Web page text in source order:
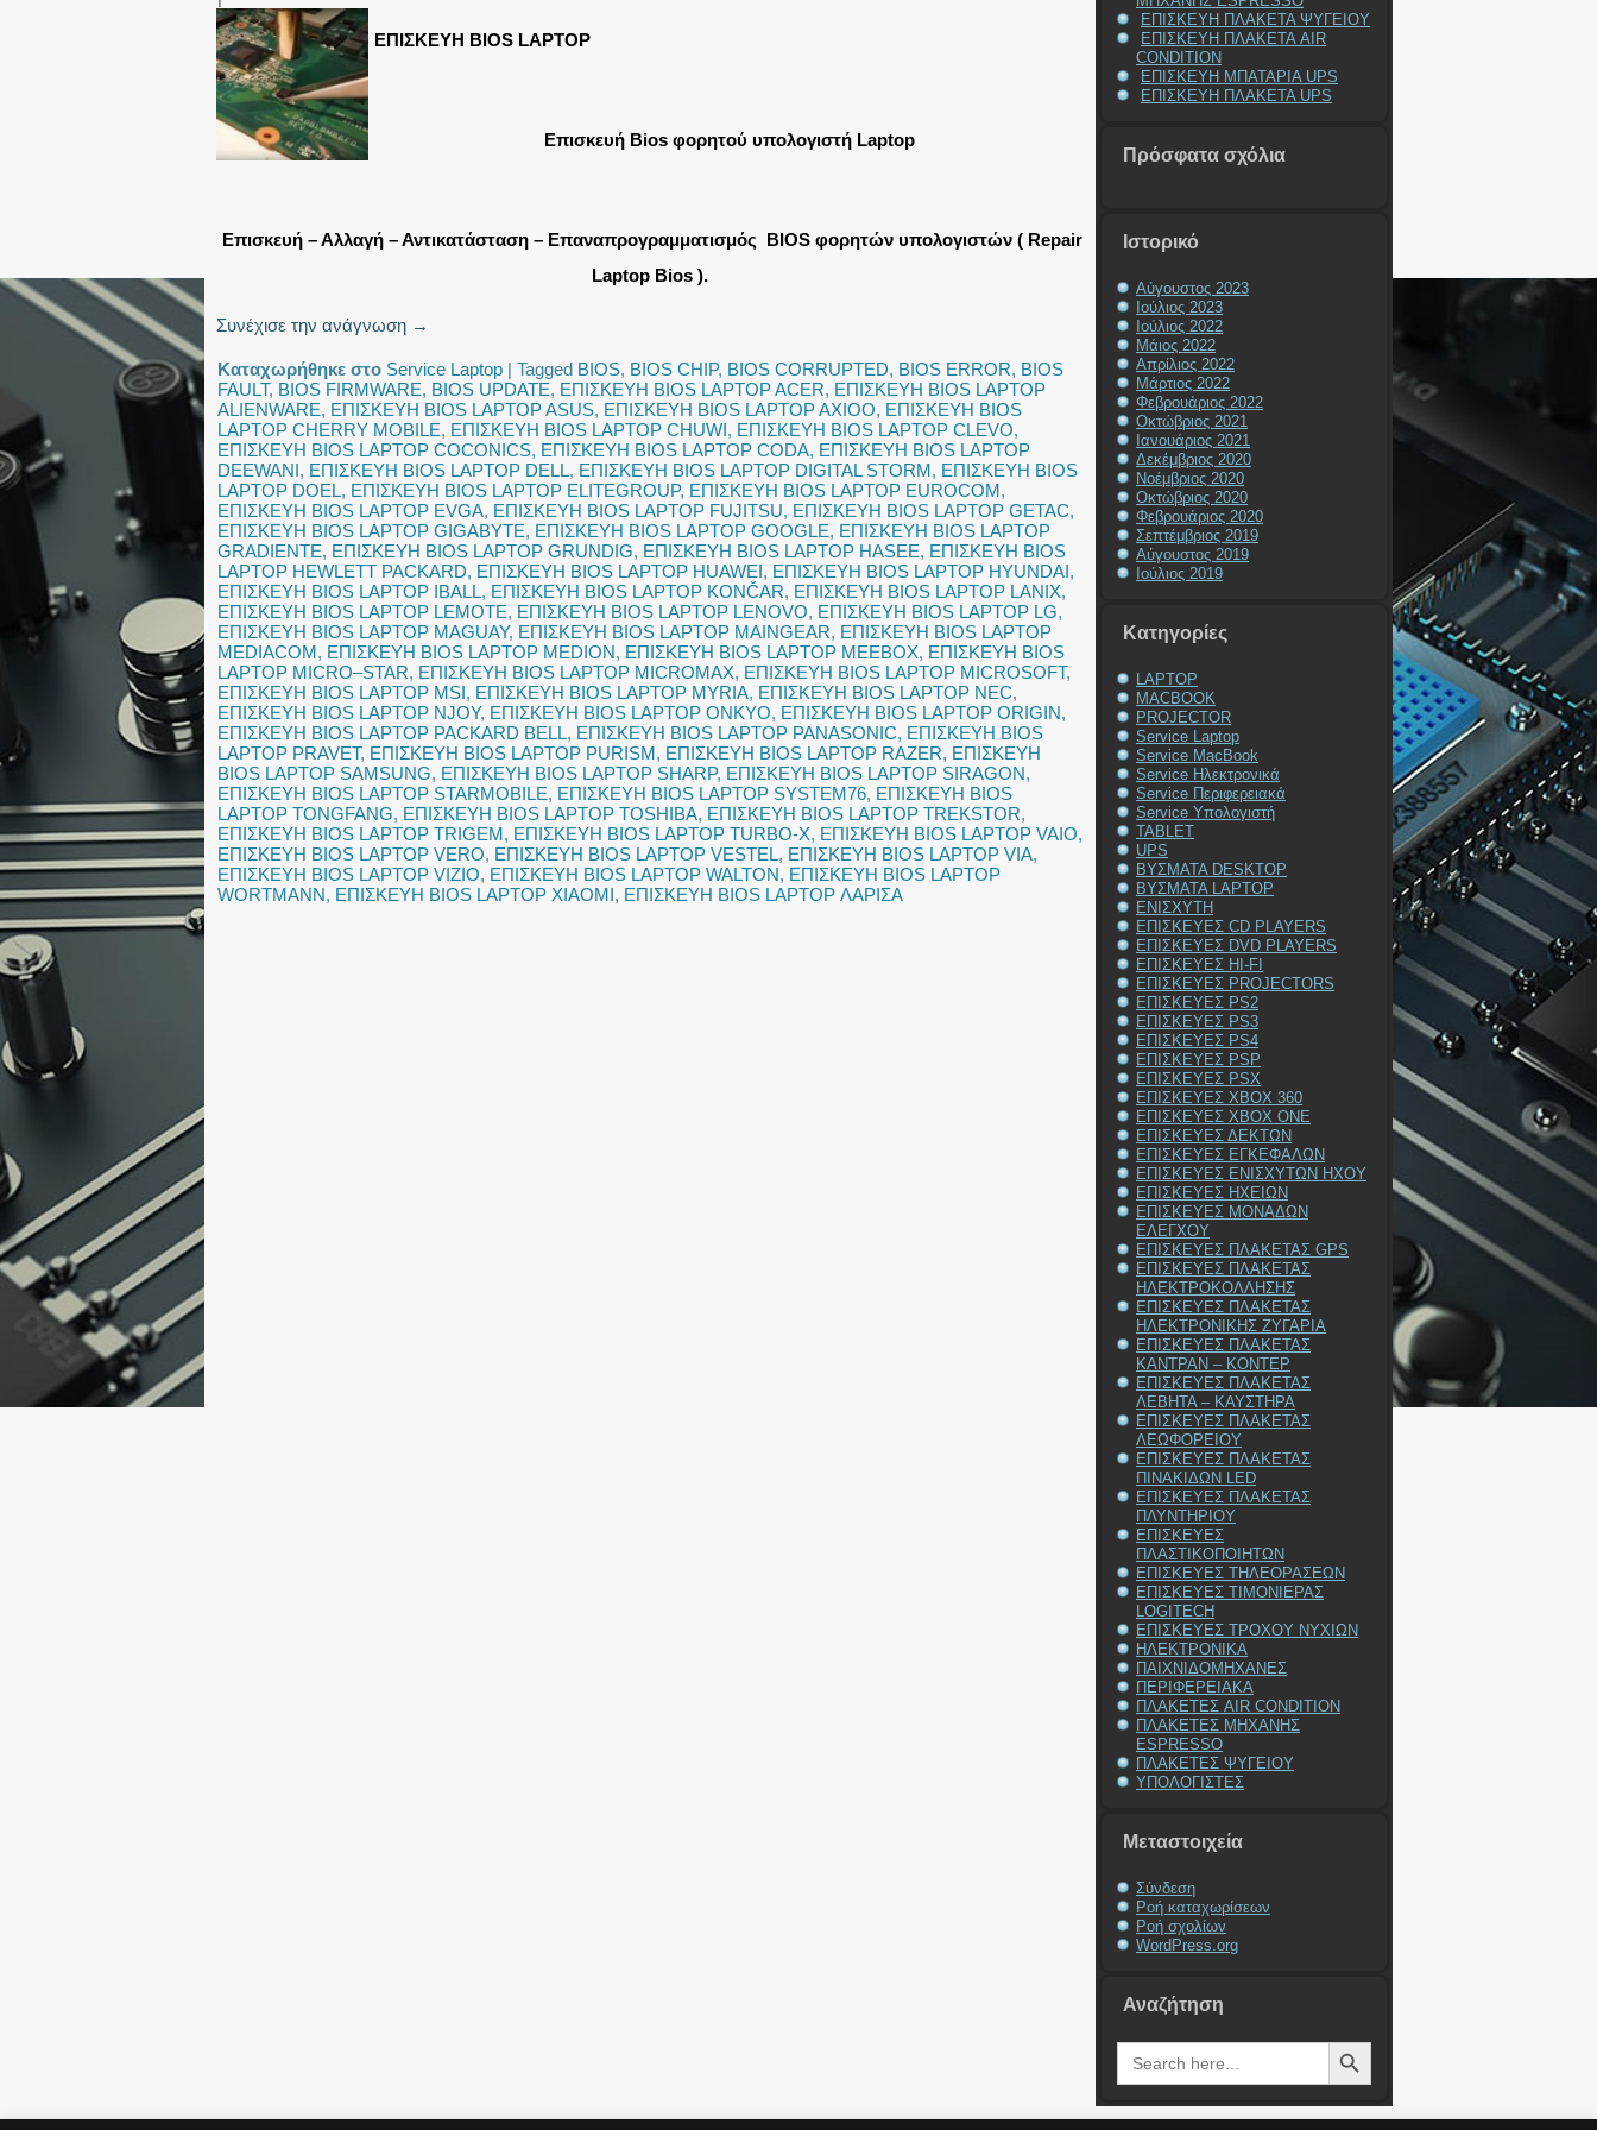
ΕΠΙΣΚΕΥΗ BIOS LAPTOP
Επισκευή Bios φορητού υπολογιστή Laptop
Επισκευή – Αλλαγή – Αντικατάσταση – Επαναπρογραμματισμός BIOS φορητών υπολογιστών ( Repair
Laptop Bios ).
Συνέχισε την ανάγνωση →
Καταχωρήθηκε στο Service Laptop | Tagged BIOS, BIOS CHIP, BIOS CORRUPTED, BIOS ERROR, BIOS
FAULT, BIOS FIRMWARE, BIOS UPDATE, ΕΠΙΣΚΕΥΗ BIOS LAPTOP ACER, ΕΠΙΣΚΕΥΗ BIOS LAPTOP
ALIENWARE, ΕΠΙΣΚΕΥΗ BIOS LAPTOP ASUS, ΕΠΙΣΚΕΥΗ BIOS LAPTOP AXIOO, ΕΠΙΣΚΕΥΗ BIOS
LAPTOP CHERRY MOBILE, ΕΠΙΣΚΕΥΗ BIOS LAPTOP CHUWI, ΕΠΙΣΚΕΥΗ BIOS LAPTOP CLEVO,
ΕΠΙΣΚΕΥΗ BIOS LAPTOP COCONICS, ΕΠΙΣΚΕΥΗ BIOS LAPTOP CODA, ΕΠΙΣΚΕΥΗ BIOS LAPTOP
DEEWANI, ΕΠΙΣΚΕΥΗ BIOS LAPTOP DELL, ΕΠΙΣΚΕΥΗ BIOS LAPTOP DIGITAL STORM, ΕΠΙΣΚΕΥΗ BIOS
LAPTOP DOEL, ΕΠΙΣΚΕΥΗ BIOS LAPTOP ELITEGROUP, ΕΠΙΣΚΕΥΗ BIOS LAPTOP EUROCOM,
ΕΠΙΣΚΕΥΗ BIOS LAPTOP EVGA, ΕΠΙΣΚΕΥΗ BIOS LAPTOP FUJITSU, ΕΠΙΣΚΕΥΗ BIOS LAPTOP GETAC,
ΕΠΙΣΚΕΥΗ BIOS LAPTOP GIGABYTE, ΕΠΙΣΚΕΥΗ BIOS LAPTOP GOOGLE, ΕΠΙΣΚΕΥΗ BIOS LAPTOP
GRADIENTE, ΕΠΙΣΚΕΥΗ BIOS LAPTOP GRUNDIG, ΕΠΙΣΚΕΥΗ BIOS LAPTOP HASEE, ΕΠΙΣΚΕΥΗ BIOS
LAPTOP HEWLETT PACKARD, ΕΠΙΣΚΕΥΗ BIOS LAPTOP HUAWEI, ΕΠΙΣΚΕΥΗ BIOS LAPTOP HYUNDAI,
ΕΠΙΣΚΕΥΗ BIOS LAPTOP IBALL, ΕΠΙΣΚΕΥΗ BIOS LAPTOP KONČAR, ΕΠΙΣΚΕΥΗ BIOS LAPTOP LANIX,
ΕΠΙΣΚΕΥΗ BIOS LAPTOP LEMOTE, ΕΠΙΣΚΕΥΗ BIOS LAPTOP LENOVO, ΕΠΙΣΚΕΥΗ BIOS LAPTOP LG,
ΕΠΙΣΚΕΥΗ BIOS LAPTOP MAGUAY, ΕΠΙΣΚΕΥΗ BIOS LAPTOP MAINGEAR, ΕΠΙΣΚΕΥΗ BIOS LAPTOP
MEDIACOM, ΕΠΙΣΚΕΥΗ BIOS LAPTOP MEDION, ΕΠΙΣΚΕΥΗ BIOS LAPTOP MEEBOX, ΕΠΙΣΚΕΥΗ BIOS
LAPTOP MICRO–STAR, ΕΠΙΣΚΕΥΗ BIOS LAPTOP MICROMAX, ΕΠΙΣΚΕΥΗ BIOS LAPTOP MICROSOFT,
ΕΠΙΣΚΕΥΗ BIOS LAPTOP MSI, ΕΠΙΣΚΕΥΗ BIOS LAPTOP MYRIA, ΕΠΙΣΚΕΥΗ BIOS LAPTOP NEC,
ΕΠΙΣΚΕΥΗ BIOS LAPTOP NJOY, ΕΠΙΣΚΕΥΗ BIOS LAPTOP ONKYO, ΕΠΙΣΚΕΥΗ BIOS LAPTOP ORIGIN,
ΕΠΙΣΚΕΥΗ BIOS LAPTOP PACKARD BELL, ΕΠΙΣΚΕΥΗ BIOS LAPTOP PANASONIC, ΕΠΙΣΚΕΥΗ BIOS
LAPTOP PRAVET, ΕΠΙΣΚΕΥΗ BIOS LAPTOP PURISM, ΕΠΙΣΚΕΥΗ BIOS LAPTOP RAZER, ΕΠΙΣΚΕΥΗ
BIOS LAPTOP SAMSUNG, ΕΠΙΣΚΕΥΗ BIOS LAPTOP SHARP, ΕΠΙΣΚΕΥΗ BIOS LAPTOP SIRAGON,
ΕΠΙΣΚΕΥΗ BIOS LAPTOP STARMOBILE, ΕΠΙΣΚΕΥΗ BIOS LAPTOP SYSTEM76, ΕΠΙΣΚΕΥΗ BIOS
LAPTOP TONGFANG, ΕΠΙΣΚΕΥΗ BIOS LAPTOP TOSHIBA, ΕΠΙΣΚΕΥΗ BIOS LAPTOP TREKSTOR,
ΕΠΙΣΚΕΥΗ BIOS LAPTOP TRIGEM, ΕΠΙΣΚΕΥΗ BIOS LAPTOP TURBO-X, ΕΠΙΣΚΕΥΗ BIOS LAPTOP VAIO,
ΕΠΙΣΚΕΥΗ BIOS LAPTOP VERO, ΕΠΙΣΚΕΥΗ BIOS LAPTOP VESTEL, ΕΠΙΣΚΕΥΗ BIOS LAPTOP VIA,
ΕΠΙΣΚΕΥΗ BIOS LAPTOP VIZIO, ΕΠΙΣΚΕΥΗ BIOS LAPTOP WALTON, ΕΠΙΣΚΕΥΗ BIOS LAPTOP
WORTMANN, ΕΠΙΣΚΕΥΗ BIOS LAPTOP XIAOMI, ΕΠΙΣΚΕΥΗ BIOS LAPTOP ΛΑΡΙΣΑ
ΕΠΙΣΚΕΥΗ ΠΛΑΚΕΤΑ ΨΥΓΕΙΟΥ
ΕΠΙΣΚΕΥΗ ΠΛΑΚΕΤΑ AIR
CONDITION
ΕΠΙΣΚΕΥΗ ΜΠΑΤΑΡΙΑ UPS
ΕΠΙΣΚΕΥΗ ΠΛΑΚΕΤΑ UPS
Πρόσφατα σχόλια
Ιστορικό
Αύγουστος 2023
Ιούλιος 2023
Ιούλιος 2022
Μάιος 2022
Απρίλιος 2022
Μάρτιος 2022
Φεβρουάριος 2022
Οκτώβριος 2021
Ιανουάριος 2021
Δεκέμβριος 2020
Νοέμβριος 2020
Οκτώβριος 2020
Φεβρουάριος 2020
Σεπτέμβριος 2019
Αύγουστος 2019
Ιούλιος 2019
Kατηγορίες
LAPTOP
MACBOOK
PROJECTOR
Service Laptop
Service MacBook
Service Ηλεκτρονικά
Service Περιφερειακά
Service Υπολογιστή
TABLET
UPS
ΒΥΣΜΑΤΑ DESKTOP
ΒΥΣΜΑΤΑ LAPTOP
ΕΝΙΣΧΥΤΗ
ΕΠΙΣΚΕΥΕΣ CD PLAYERS
ΕΠΙΣΚΕΥΕΣ DVD PLAYERS
ΕΠΙΣΚΕΥΕΣ HI-FI
ΕΠΙΣΚΕΥΕΣ PROJECTORS
ΕΠΙΣΚΕΥΕΣ PS2
ΕΠΙΣΚΕΥΕΣ PS3
ΕΠΙΣΚΕΥΕΣ PS4
ΕΠΙΣΚΕΥΕΣ PSP
ΕΠΙΣΚΕΥΕΣ PSX
ΕΠΙΣΚΕΥΕΣ XBOX 360
ΕΠΙΣΚΕΥΕΣ XBOX ONE
ΕΠΙΣΚΕΥΕΣ ΔΕΚΤΩΝ
ΕΠΙΣΚΕΥΕΣ ΕΓΚΕΦΑΛΩΝ
ΕΠΙΣΚΕΥΕΣ ΕΝΙΣΧΥΤΩΝ ΗΧΟΥ
ΕΠΙΣΚΕΥΕΣ ΗΧΕΙΩΝ
ΕΠΙΣΚΕΥΕΣ ΜΟΝΑΔΩΝ
ΕΛΕΓΧΟΥ
ΕΠΙΣΚΕΥΕΣ ΠΛΑΚΕΤΑΣ GPS
ΕΠΙΣΚΕΥΕΣ ΠΛΑΚΕΤΑΣ
ΗΛΕΚΤΡΟΚΟΛΛΗΣΗΣ
ΕΠΙΣΚΕΥΕΣ ΠΛΑΚΕΤΑΣ
ΗΛΕΚΤΡΟΝΙΚΗΣ ΖΥΓΑΡΙΑ
ΕΠΙΣΚΕΥΕΣ ΠΛΑΚΕΤΑΣ
ΚΑΝΤΡΑΝ – ΚΟΝΤΕΡ
ΕΠΙΣΚΕΥΕΣ ΠΛΑΚΕΤΑΣ
ΛΕΒΗΤΑ – ΚΑΥΣΤΗΡΑ
ΕΠΙΣΚΕΥΕΣ ΠΛΑΚΕΤΑΣ
ΛΕΩΦΟΡΕΙΟΥ
ΕΠΙΣΚΕΥΕΣ ΠΛΑΚΕΤΑΣ
ΠΙΝΑΚΙΔΩΝ LED
ΕΠΙΣΚΕΥΕΣ ΠΛΑΚΕΤΑΣ
ΠΛΥΝΤΗΡΙΟΥ
ΕΠΙΣΚΕΥΕΣ
ΠΛΑΣΤΙΚΟΠΟΙΗΤΩΝ
ΕΠΙΣΚΕΥΕΣ ΤΗΛΕΟΡΑΣΕΩΝ
ΕΠΙΣΚΕΥΕΣ ΤΙΜΟΝΙΕΡΑΣ
LOGITECH
ΕΠΙΣΚΕΥΕΣ ΤΡΟΧΟΥ ΝΥΧΙΩΝ
ΗΛΕΚΤΡΟΝΙΚΑ
ΠΑΙΧΝΙΔΟΜΗΧΑΝΕΣ
ΠΕΡΙΦΕΡΕΙΑΚΑ
ΠΛΑΚΕΤΕΣ AIR CONDITION
ΠΛΑΚΕΤΕΣ ΜΗΧΑΝΗΣ
ESPRESSO
ΠΛΑΚΕΤΕΣ ΨΥΓΕΙΟΥ
ΥΠΟΛΟΓΙΣΤΕΣ
Μεταστοιχεία
Σύνδεση
Ροή καταχωρίσεων
Ροή σχολίων
WordPress.org
Αναζήτηση
Search
for:
Search Button